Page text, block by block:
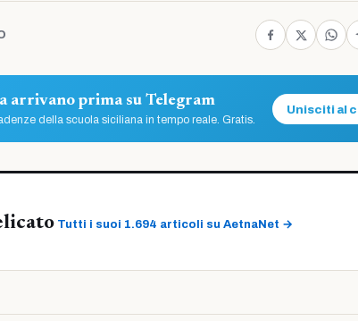
arrivano prima su Telegram
della scuola siciliana in tempo reale. Gratis.
Unisciti al
Tutti i suoi 1.694 articoli su AetnaNet →